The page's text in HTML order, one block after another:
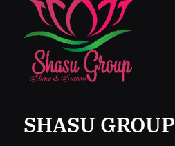
SHASU GROUP